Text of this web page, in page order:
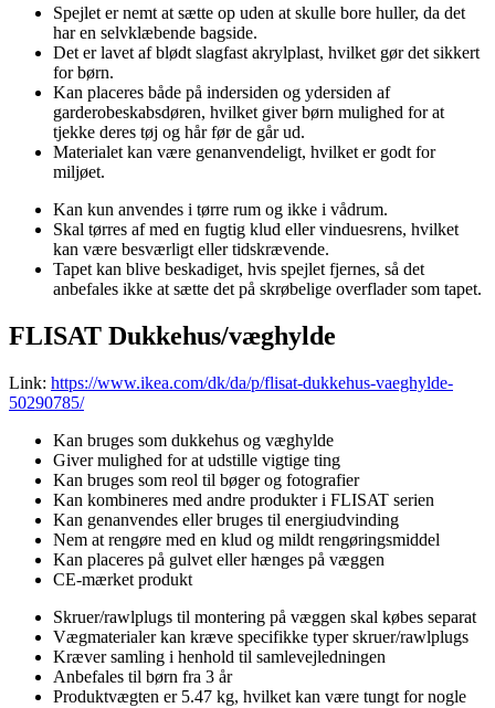
Spejlet er nemt at sætte op uden at skulle bore huller, da det
har en selvklæbende bagside.
Det er lavet af blødt slagfast akrylplast, hvilket gør det sikkert
for børn.
Kan placeres både på indersiden og ydersiden af
garderobeskabsdøren, hvilket giver børn mulighed for at
tjekke deres tøj og hår før de går ud.
Materialet kan være genanvendeligt, hvilket er godt for
miljøet.
Kan kun anvendes i tørre rum og ikke i vådrum.
Skal tørres af med en fugtig klud eller vinduesrens, hvilket
kan være besværligt eller tidskrævende.
Tapet kan blive beskadiget, hvis spejlet fjernes, så det
anbefales ikke at sætte det på skrøbelige overflader som tapet.
FLISAT Dukkehus/væghylde
Link: https://www.ikea.com/dk/da/p/flisat-dukkehus-vaeghylde-
50290785/
Kan bruges som dukkehus og væghylde
Giver mulighed for at udstille vigtige ting
Kan bruges som reol til bøger og fotografier
Kan kombineres med andre produkter i FLISAT serien
Kan genanvendes eller bruges til energiudvinding
Nem at rengøre med en klud og mildt rengøringsmiddel
Kan placeres på gulvet eller hænges på væggen
CE-mærket produkt
Skruer/rawlplugs til montering på væggen skal købes separat
Vægmaterialer kan kræve specifikke typer skruer/rawlplugs
Kræver samling i henhold til samlevejledningen
Anbefales til børn fra 3 år
Produktvægten er 5.47 kg, hvilket kan være tungt for nogle